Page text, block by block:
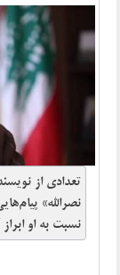
تعدادی از
نصرالله»
نسبت به او